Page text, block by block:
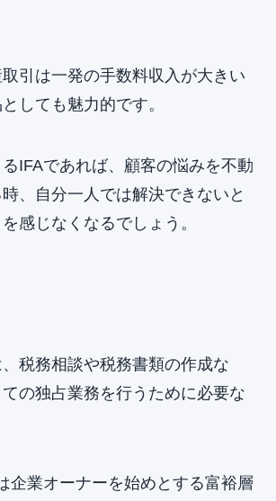
引は一発の手数料収入が大きい
しても魅力的です。
IFAであれば、顧客の悩みを不動
、自分一人では解決できないと
感じなくなるでしょう。
税務相談や税務書類の作成な
の独占業務を行うために必要な
企業オーナーを始めとする富裕層